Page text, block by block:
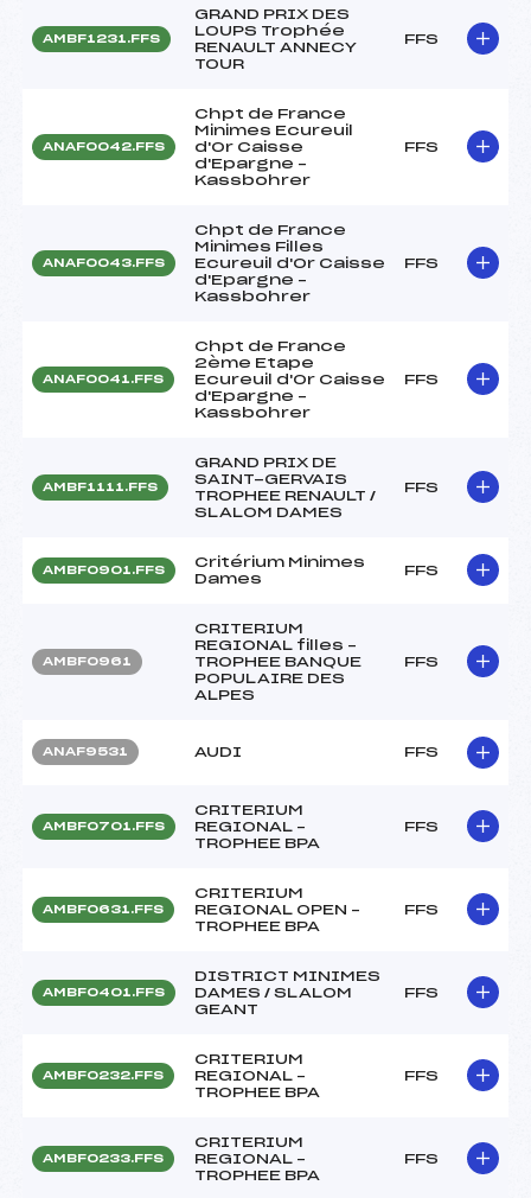
AMBF1231.FFS
GRAND PRIX DES
LOUPS Trophée
RENAULT ANNECY
TOUR
FFS
ANAF0042.FFS
Chpt de France
Minimes Ecureuil
d'Or Caisse
d'Epargne –
Kassbohrer
FFS
ANAF0043.FFS
Chpt de France
Minimes Filles
Ecureuil d'Or Caisse
d'Epargne –
Kassbohrer
FFS
ANAF0041.FFS
Chpt de France
2ème Etape
Ecureuil d'Or Caisse
d'Epargne –
Kassbohrer
FFS
AMBF1111.FFS
GRAND PRIX DE
SAINT-GERVAIS
TROPHEE RENAULT /
SLALOM DAMES
FFS
AMBF0901.FFS
Critérium Minimes
Dames
FFS
AMBF0961
CRITERIUM
REGIONAL filles –
TROPHEE BANQUE
POPULAIRE DES
ALPES
FFS
ANAF9531 AUDI FFS
AMBF0701.FFS
CRITERIUM
REGIONAL –
TROPHEE BPA
FFS
AMBF0631.FFS
CRITERIUM
REGIONAL OPEN –
TROPHEE BPA
FFS
AMBF0401.FFS
DISTRICT MINIMES
DAMES / SLALOM
GEANT
FFS
AMBF0232.FFS
CRITERIUM
REGIONAL –
TROPHEE BPA
FFS
AMBF0233.FFS
CRITERIUM
REGIONAL –
TROPHEE BPA
FFS